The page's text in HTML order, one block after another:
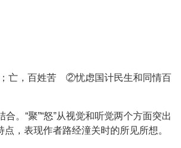
亡，百姓苦 ②忧虑国计民生和同情百
。“聚”“怒”从视觉和听觉两个方面突出
，表现作者路经潼关时的所见所想。